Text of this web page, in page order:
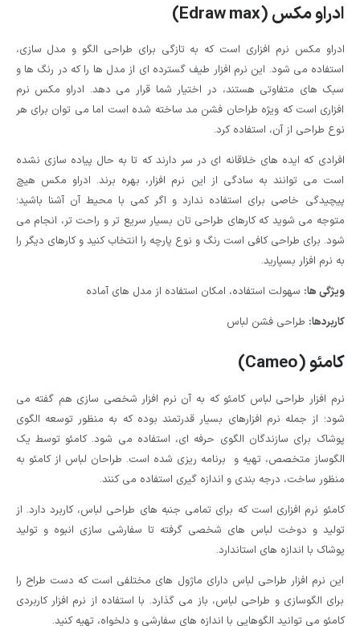
ادراو مکس (Edraw max)
ادراو مکس نرم افزاری است که به تازگی برای طراحی الگو و مدل سازی،
استفاده می شود. این نرم افزار طیف گسترده ‌ای از مدل‌ ها را که در رنگ ها و
سبک های متفاوتی هستند، در اختیار شما قرار می دهد. ادراو مکس نرم
افزاری است که ویژه طراحان فشن مد ساخته شده است اما می توان برای هر
نوع طراحی از آن، استفاده کرد.
افرادی که ایده های خلاقانه ای در سر دارند که تا به حال پیاده سازی نشده
است می توانند به سادگی از این نرم افزار، بهره برند. ادراو مکس هیچ
پیچیدگی خاصی برای استفاده ندارد و اگر کمی با محیط آن آشنا باشید؛
متوجه می شوید که کارهای طراحی تان بسیار سریع تر و راحت تر، انجام می
شود. برای طراحی کافی است رنگ و نوع پارچه را انتخاب کنید و کارهای دیگر را
به نرم افزار بسپارید.
ویژگی ها: سهولت استفاده، امکان استفاده از مدل های آماده
کاربردها: طراحی فشن لباس
کامئو (Cameo)
نرم افزار طراحی لباس کامئو که به آن نرم افزار شخصی سازی هم گفته می
شود؛ از جمله نرم افزارهای بسیار قدرتمند بوده که به منظور توسعه الگوی
پوشاک برای سازندگان الگوی حرفه ‌ای، استفاده می شود. کامئو توسط یک
الگوساز متخصص، تهیه و برنامه‌ ریزی شده است. طراحان لباس از کامئو به
منظور ساخت، درجه بندی و اندازه گیری استفاده می کنند.
کامئو نرم افزاری است که برای تمامی جنبه های طراحی لباس، کاربرد دارد. از
تولید و دوخت لباس‌ های شخصی گرفته تا سفارشی سازی انبوه و تولید
پوشاک با اندازه های استاندارد.
این نرم افزار طراحی لباس دارای ماژول های مختلفی است که دست طراح را
برای الگوسازی و طراحی لباس، باز می گذارد. با استفاده از نرم افزار کاربردی
کامئو می توانید الگوهایی با اندازه ‌های سفارشی و دلخواه، تهیه کنید.